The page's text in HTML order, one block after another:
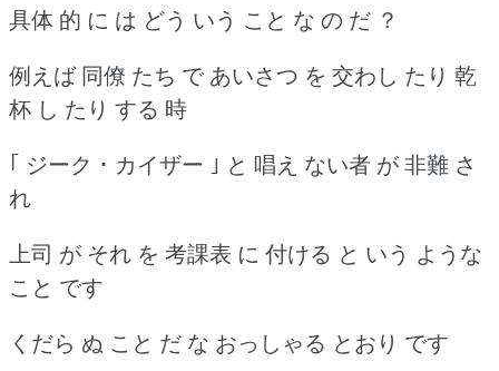
具体 的 に は どう いう こと な の だ ？
例えば 同僚 たち で あいさつ を 交わし たり 乾
杯 し たり する 時
｢ ジーク ･ カイザー ｣ と 唱え ない者 が 非難 さ
れ
上司 が それ を 考課表 に 付ける と いう ような
こと です
くだら ぬ こと だ な おっしゃる とおり です